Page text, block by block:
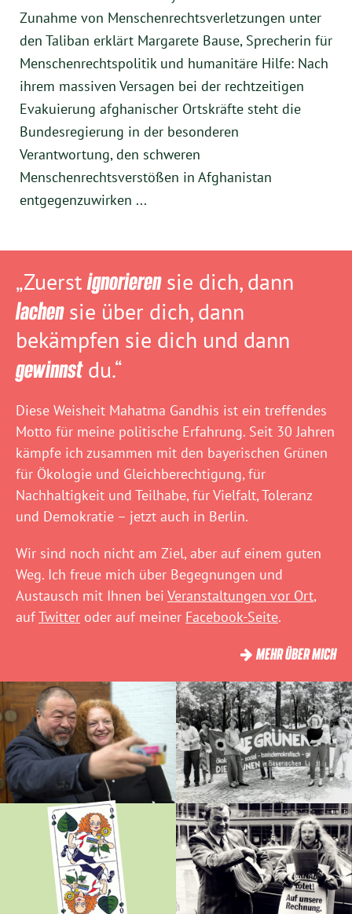
Zunahme von Menschenrechtsverletzungen unter
den Taliban erklärt Margarete Bause, Sprecherin für
Menschenrechtspolitik und humanitäre Hilfe: Nach
ihrem massiven Versagen bei der rechtzeitigen
Evakuierung afghanischer Ortskräfte steht die
Bundesregierung in der besonderen
Verantwortung, den schweren
Menschenrechtsverstößen in Afghanistan
entgegenzuwirken ...
„Zuerstignorierensie dich, dann
lachensie über dich, dann
bekämpfen sie dich und dann
gewinnstdu.“
Diese Weisheit Mahatma Gandhis ist ein treffendes
Motto für meine politische Erfahrung. Seit 30 Jahren
kämpfe ich zusammen mit den bayerischen Grünen
für Ökologie und Gleichberechtigung, für
Nachhaltigkeit und Teilhabe, für Vielfalt, Toleranz
und Demokratie – jetzt auch in Berlin.
Wir sind noch nicht am Ziel, aber auf einem guten
Weg. Ich freue mich über Begegnungen und
Austausch mit Ihnen bei Veranstaltungen vor Ort,
aufTwitter oder auf meiner Facebook-Seite.
MEHR ÜBER MICH